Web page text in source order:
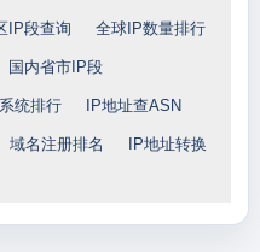
IP段查询 全球IP数量排行
国内省市IP段
统排行 IP地址查ASN
域名注册排名 IP地址转换